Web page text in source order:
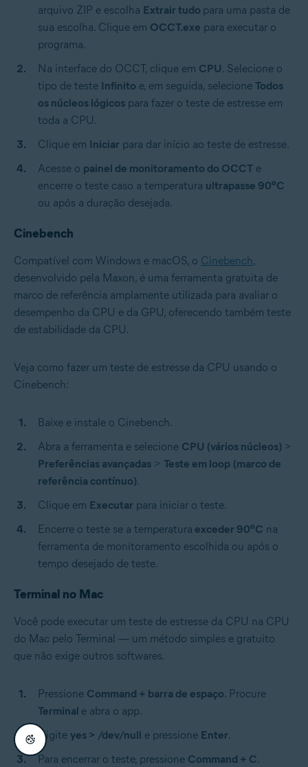
arquivo ZIP e escolha Extrair tudo para uma pasta de
sua escolha. Clique em OCCT.exe para executar o
programa.
Na interface do OCCT, clique em CPU. Selecione o
tipo de teste Infinito e, em seguida, selecione Todos
os núcleos lógicos para fazer o teste de estresse em
toda a CPU.
Clique em Iniciar para dar início ao teste de estresse.
Acesse o painel de monitoramento do OCCT e
encerre o teste caso a temperatura ultrapasse 90ºC
ou após a duração desejada.
Cinebench
Compatível com Windows e macOS, o Cinebench ,
desenvolvido pela Maxon, é uma ferramenta gratuita de
marco de referência amplamente utilizada para avaliar o
desempenho da CPU e da GPU, oferecendo também teste
de estabilidade da CPU.
Veja como fazer um teste de estresse da CPU usando o
Cinebench:
Baixe e instale o Cinebench.
Abra a ferramenta e selecione CPU (vários núcleos) >
Preferências avançadas > Teste em loop (marco de
referência contínuo).
Clique em Executar para iniciar o teste.
Encerre o teste se a temperatura exceder 90ºC na
ferramenta de monitoramento escolhida ou após o
tempo desejado de teste.
Terminal no Mac
Você pode executar um teste de estresse da CPU na CPU
do Mac pelo Terminal — um método simples e gratuito
que não exige outros softwares.
Pressione Command + barra de espaço. Procure
Terminal e abra o app.
Digite yes > /dev/null e pressione Enter.
Para encerrar o teste, pressione Command + C.